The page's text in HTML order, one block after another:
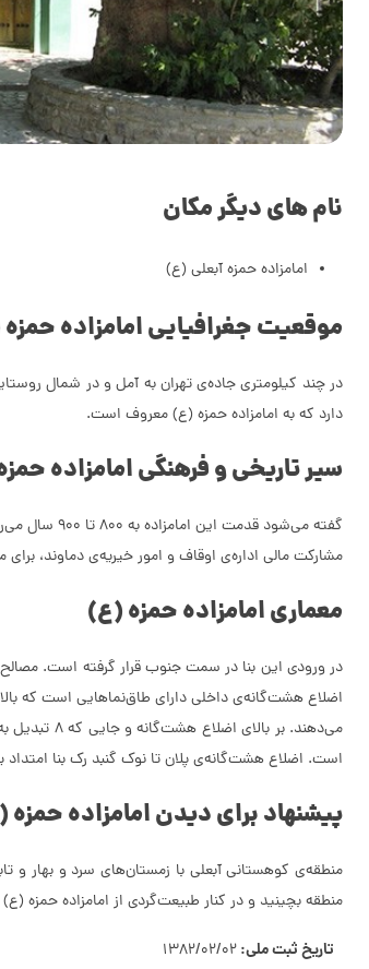
نام های دیگر مکان
امامزاده حمزه آبعلی (ع)
موقعیت جغرافیایی امامزاده
در چند کیلومتری جاده‌ی تهران به آمل و در شمال
دارد که به امامزاده حمزه (ع) معروف است.
سیر تاریخی و فرهنگی امامزاده
مشارکت مالی اداره‌ی اوقاف و امور خیریه‌ی دماوند،
معماری امامزاده حمزه (ع)
اضلاع هشت‌گانه‌ی داخلی دارای طاق‌نماهایی است که
است. اضلاع هشت‌گانه‌ی پلان تا نوک گنبد رک بنا امتداد
پیشنهاد برای دیدن امامزاده
منطقه‌ی کوهستانی آبعلی با زمستان‌های سرد و بهار
منطقه بچینید و در کنار طبیعت‌گردی از امامزاده
تاریخ ثبت ملی:1382/02/02